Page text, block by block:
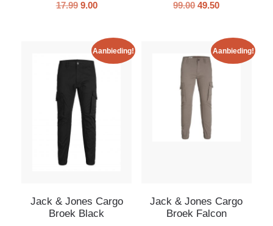
17.99 9.00 99.00 49.50
Aanbieding!
Jack & Jones Cargo
Broek Black
Aanbieding!
Jack & Jones Cargo
Broek Falcon